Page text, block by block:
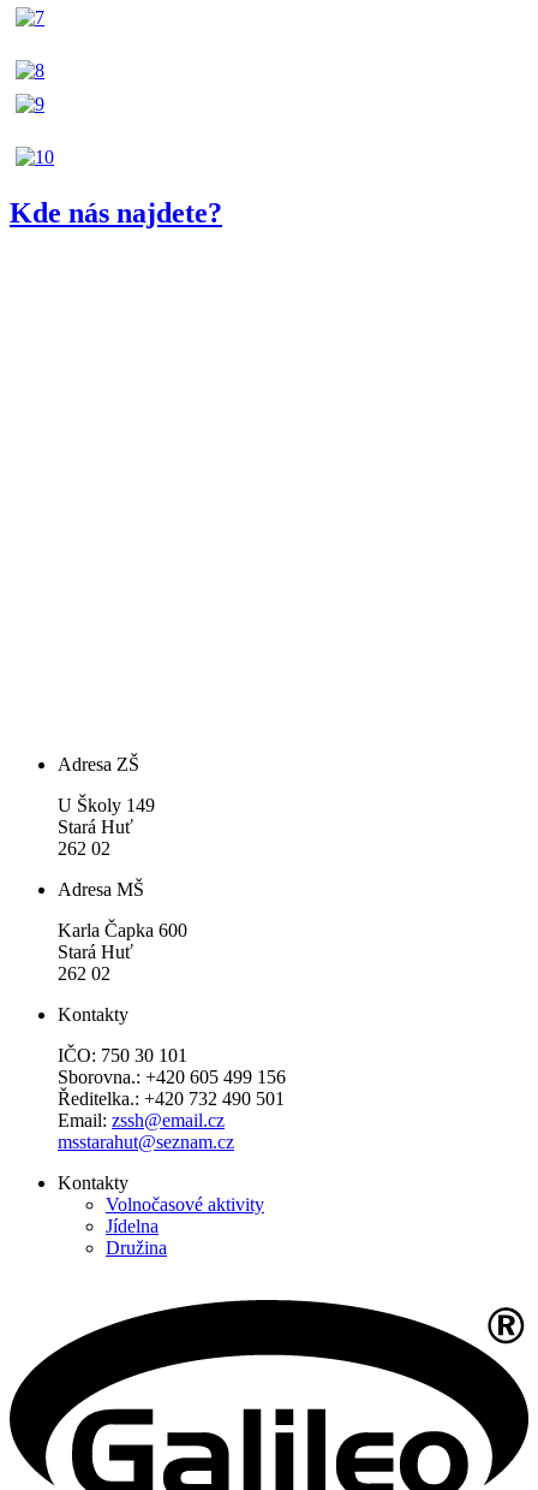
Kde nás najdete?
Adresa ZŠ
U Školy 149
Stará Huť
262 02
Adresa MŠ
Karla Čapka 600
Stará Huť
262 02
Kontakty
IČO: 750 30 101
Sborovna.: +420 605 499 156
Ředitelka.: +420 732 490 501
Email: zssh@email.cz
msstarahut@seznam.cz
Kontakty
Volnočasové aktivity
Jídelna
Družina